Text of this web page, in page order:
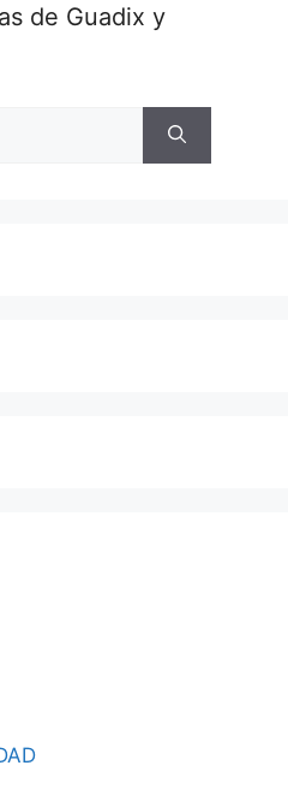
de Guadix y